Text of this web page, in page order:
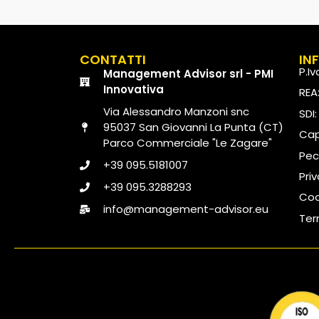
CONTATTI
Management Advisor srl - PMI
Innovativa
Via Alessandro Manzoni snc
95037 San Giovanni La Punta (CT)
Parco Commerciale "Le Zagare"
+39 095.5181007
+39 095.3288293
info@management-advisor.eu